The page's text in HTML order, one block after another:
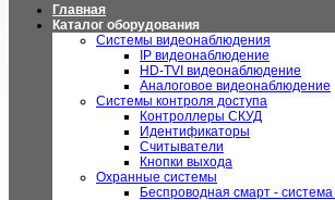
Главная
Каталог оборудования
Системы видеонаблюдения
IP видеонаблюдение
HD-TVI видеонаблюдение
Аналоговое видеонаблюдение
Системы контроля доступа
Контроллеры СКУД
Идентификаторы
Считыватели
Кнопки выхода
Охранные системы
Беспроводная смарт -